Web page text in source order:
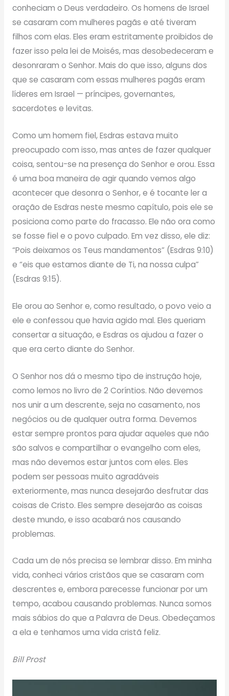
conheciam o Deus verdadeiro. Os homens de Israel
se casaram com mulheres pagãs e até tiveram
filhos com elas. Eles eram estritamente proibidos de
fazer isso pela lei de Moisés, mas desobedeceram e
desonraram o Senhor. Mais do que isso, alguns dos
que se casaram com essas mulheres pagãs eram
líderes em Israel — príncipes, governantes,
sacerdotes e levitas.
Como um homem fiel, Esdras estava muito
preocupado com isso, mas antes de fazer qualquer
coisa, sentou-se na presença do Senhor e orou. Essa
é uma boa maneira de agir quando vemos algo
acontecer que desonra o Senhor, e é tocante ler a
oração de Esdras neste mesmo capítulo, pois ele se
posiciona como parte do fracasso. Ele não ora como
se fosse fiel e o povo culpado. Em vez disso, ele diz:
“Pois deixamos os Teus mandamentos” (Esdras 9:10)
e “eis que estamos diante de Ti, na nossa culpa”
(Esdras 9:15).
Ele orou ao Senhor e, como resultado, o povo veio a
ele e confessou que havia agido mal. Eles queriam
consertar a situação, e Esdras os ajudou a fazer o
que era certo diante do Senhor.
O Senhor nos dá o mesmo tipo de instrução hoje,
como lemos no livro de 2 Coríntios. Não devemos
nos unir a um descrente, seja no casamento, nos
negócios ou de qualquer outra forma. Devemos
estar sempre prontos para ajudar aqueles que não
são salvos e compartilhar o evangelho com eles,
mas não devemos estar juntos com eles. Eles
podem ser pessoas muito agradáveis
exteriormente, mas nunca desejarão desfrutar das
coisas de Cristo. Eles sempre desejarão as coisas
deste mundo, e isso acabará nos causando
problemas.
Cada um de nós precisa se lembrar disso. Em minha
vida, conheci vários cristãos que se casaram com
descrentes e, embora parecesse funcionar por um
tempo, acabou causando problemas. Nunca somos
mais sábios do que a Palavra de Deus. Obedeçamos
a ela e tenhamos uma vida cristã feliz.
Bill Prost